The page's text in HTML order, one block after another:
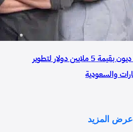
Comfi تؤمن تسهيلات ديون بقيمة 5 ملايين دولار لتطوير
عرض المزيد